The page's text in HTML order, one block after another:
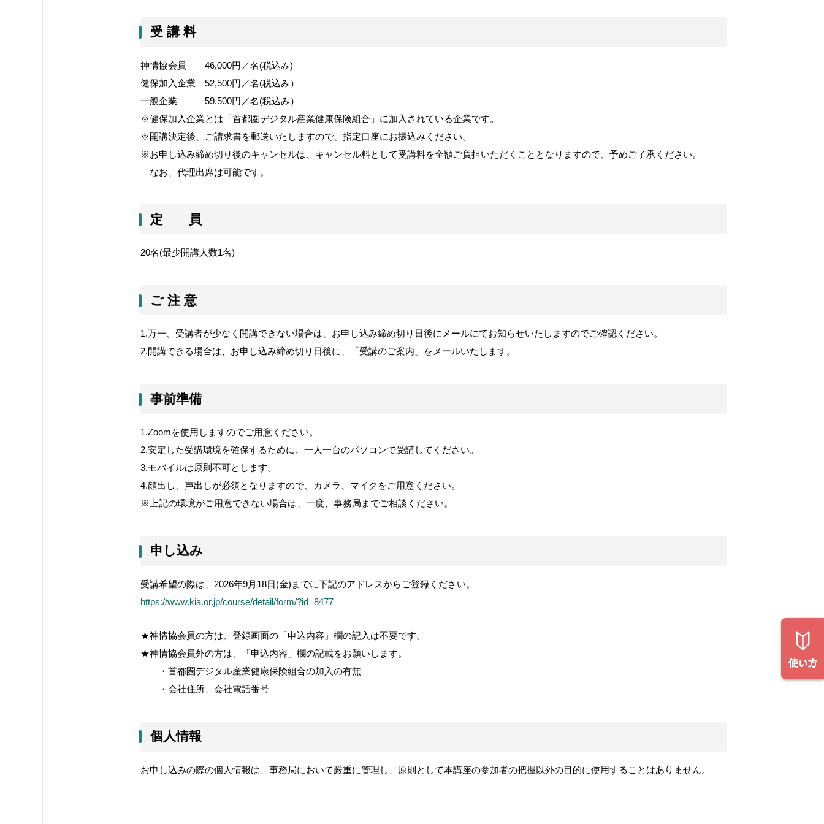
受 講 料
神情協会員 46,000円／名(税込み)
健保加入企業 52,500円／名(税込み）
一般企業 59,500円／名(税込み）
※健保加入企業とは「首都圏デジタル産業健康保険組合」に加入されている企業です。
※開講決定後、ご請求書を郵送いたしますので、指定口座にお振込みください。
※お申し込み締め切り後のキャンセルは、キャンセル料として受講料を全額ご負担いただくこととなりますので、予めご了承ください。
なお、代理出席は可能です。
定 員
20名(最少開講人数1名)
ご 注 意
1.万一、受講者が少なく開講できない場合は、お申し込み締め切り日後にメールにてお知らせいたしますのでご確認ください。
2.開講できる場合は、お申し込み締め切り日後に、「受講のご案内」をメールいたします。
事前準備
1.Zoomを使用しますのでご用意ください。
2.安定した受講環境を確保するために、一人一台のパソコンで受講してください。
3.モバイルは原則不可とします。
4.顔出し、声出しが必須となりますので、カメラ、マイクをご用意ください。
※上記の環境がご用意できない場合は、一度、事務局までご相談ください。
申し込み
受講希望の際は、 2026年9月 18日(金) までに下記のアドレスからご登録ください。
https://www.kia.or.jp/course/detail/form/?id=8477
★神情協会員の方は、登録画面の「申込内容」欄の記入は不要です。
★神情協会員外の方は、「申込内容」欄の記載をお願いします。
・首都圏デジタル産業健康保険組合の加入の有無
・会社住所、会社電話番号
個人情報
お申し込みの際の個人情報は、事務局において厳重に管理し、原則として本講座の参加者の把握以外の目的に使用することはありません。